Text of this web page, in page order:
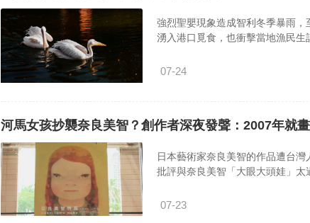
強烈聖嬰現象造成智利冬季暴雨
湧入港口覓食，也衝擊當地漁民生
07-24
河馬女孩抄襲奈良美智？創作者深夜發聲：2007年就
日本藝術家奈良美智的作品遭台
批評與奈良美智「大眼大頭娃」太
07-23